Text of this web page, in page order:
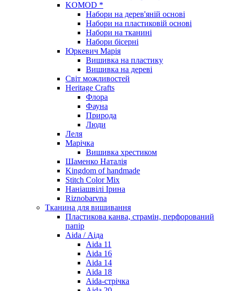
KOMOD *
Набори на дерев'яній основі
Набори на пластиковій основі
Набори на тканині
Набори бісерні
Юркевич Марія
Вишивка на пластику
Вишивка на дереві
Світ можливостей
Heritage Crafts
Флора
Фауна
Природа
Люди
Леля
Марічка
Вишивка хрестиком
Шаменко Наталія
Kingdom of handmade
Stitch Color Mix
Наніашвілі Ірина
Riznobarvna
Тканина для вишивання
Пластикова канва, страмін, перфорований
папір
Aida / Аіда
Aida 11
Aida 16
Aida 14
Aida 18
Aida-стрічка